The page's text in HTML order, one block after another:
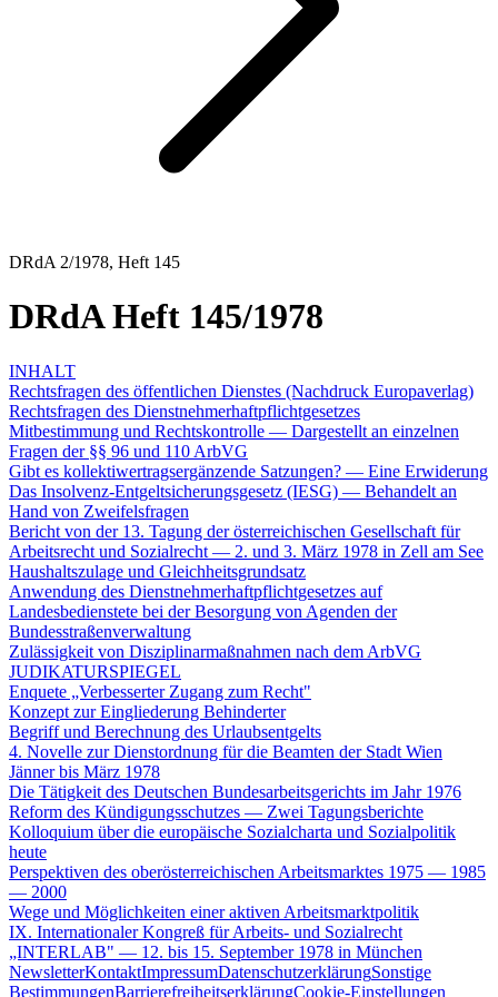
DRdA 2/1978, Heft 145
DRdA Heft 145/1978
INHALT
Rechtsfragen des öffentlichen Dienstes (Nachdruck Europaverlag)
Rechtsfragen des Dienstnehmerhaftpflichtgesetzes
Mitbestimmung und Rechtskontrolle — Dargestellt an einzelnen
Fragen der §§ 96 und 110 ArbVG
Gibt es kollektiwertragsergänzende Satzungen? — Eine Erwiderung
Das Insolvenz-Entgeltsicherungsgesetz (IESG) — Behandelt an
Hand von Zweifelsfragen
Bericht von der 13. Tagung der österreichischen Gesellschaft für
Arbeitsrecht und Sozialrecht — 2. und 3. März 1978 in Zell am See
Haushaltszulage und Gleichheitsgrundsatz
Anwendung des Dienstnehmerhaftpflichtgesetzes auf
Landesbedienstete bei der Besorgung von Agenden der
Bundesstraßenverwaltung
Zulässigkeit von Disziplinarmaßnahmen nach dem ArbVG
JUDIKATURSPIEGEL
Enquete „Verbesserter Zugang zum Recht"
Konzept zur Eingliederung Behinderter
Begriff und Berechnung des Urlaubsentgelts
4. Novelle zur Dienstordnung für die Beamten der Stadt Wien
Jänner bis März 1978
Die Tätigkeit des Deutschen Bundesarbeitsgerichts im Jahr 1976
Reform des Kündigungsschutzes — Zwei Tagungsberichte
Kolloquium über die europäische Sozialcharta und Sozialpolitik
heute
Perspektiven des oberösterreichischen Arbeitsmarktes 1975 — 1985
— 2000
Wege und Möglichkeiten einer aktiven Arbeitsmarktpolitik
IX. Internationaler Kongreß für Arbeits- und Sozialrecht
„INTERLAB" — 12. bis 15. September 1978 in München
NewsletterKontaktImpressumDatenschutzerklärungSonstige
BestimmungenBarrierefreiheitserklärungCookie-Einstellungen